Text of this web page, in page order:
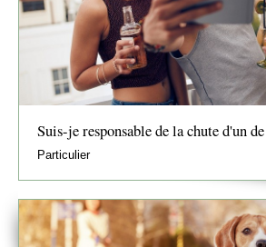
Suis-je responsable de la chute d'un
Particulier